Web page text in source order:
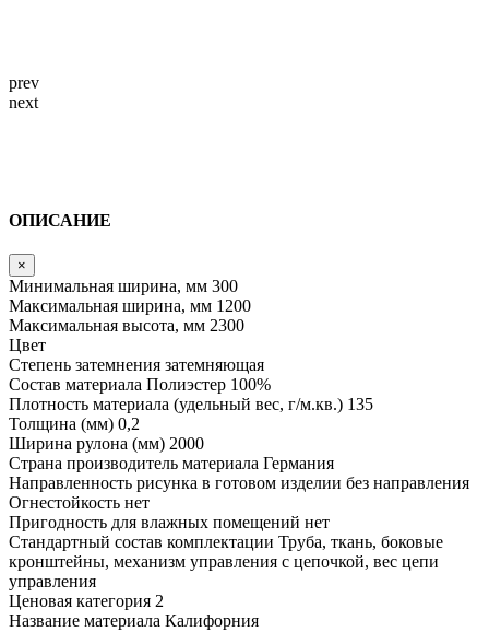
prev
next
ОПИСАНИЕ
×
Минимальная ширина, мм 300
Максимальная ширина, мм 1200
Максимальная высота, мм 2300
Цвет
Степень затемнения затемняющая
Состав материала Полиэстер 100%
Плотность материала (удельный вес, г/м.кв.) 135
Толщина (мм) 0,2
Ширина рулона (мм) 2000
Страна производитель материала Германия
Направленность рисунка в готовом изделии без направления
Огнестойкость нет
Пригодность для влажных помещений нет
Стандартный состав комплектации Труба, ткань, боковые
кронштейны, механизм управления с цепочкой, вес цепи
управления
Ценовая категория 2
Название материала Калифорния